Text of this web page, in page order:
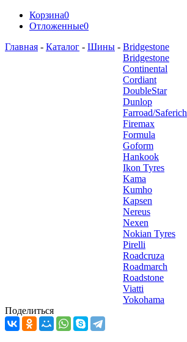
Корзина0
Отложенные0
Главная - Каталог - Шины - Bridgestone
Bridgestone
Continental
Cordiant
DoubleStar
Dunlop
Farroad/Saferich
Firemax
Formula
Goform
Hankook
Ikon Tyres
Kama
Kumho
Kapsen
Nereus
Nexen
Nokian Tyres
Pirelli
Roadcruza
Roadmarch
Roadstone
Viatti
Yokohama
Поделиться